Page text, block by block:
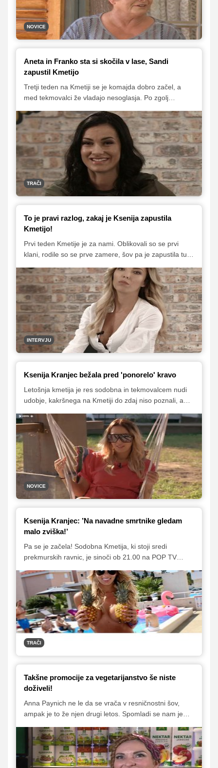
NOVICE
Aneta in Franko sta si skočila v lase, Sandi
zapustil Kmetijo
Tretji teden na Kmetiji se je komajda dobro začel, a
med tekmovalci že vladajo nesoglasja. Po zgolj
ponovno sedel Franko, ki je za deklo ponovno postavil
Aneto. Zdi se, da so njune zamere iz Survivorja še
kako žive.
TRAČI
To je pravi razlog, zakaj je Ksenija zapustila
Kmetijo!
Prvi teden Kmetije je za nami. Oblikovali so se prvi
klani, rodile so se prve zamere, šov pa je zapustila tudi
izhodu s Kmetije.
INTERVJU
Ksenija Kranjec bežala pred 'ponorelo' kravo
Letošnja kmetija je res sodobna in tekmovalcem nudi
udobje, kakršnega na Kmetiji do zdaj niso poznali, a
kmetija brez krav?!
NOVICE
Ksenija Kranjec: ’Na navadne smrtnike gledam
malo zviška!’
Pa se je začela! Sodobna Kmetija, ki stoji sredi
prekmurskih ravnic, je sinoči ob 21.00 na POP TV
prvi tekmovalci vselili že dan prej.
TRAČI
Takšne promocije za vegetarijanstvo še niste
doživeli!
Anna Paynich ne le da se vrača v resničnostni šov,
ampak je to že njen drugi letos. Spomladi se nam je
doživeti čisti stik z naravo in živalmi.